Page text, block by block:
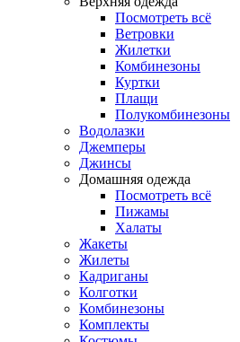
Посмотреть всё
Ветровки
Жилетки
Комбинезоны
Куртки
Плащи
Полукомбинезоны
Водолазки
Джемперы
Джинсы
Домашняя одежда
Посмотреть всё
Пижамы
Халаты
Жакеты
Жилеты
Кадриганы
Колготки
Комбинезоны
Комплекты